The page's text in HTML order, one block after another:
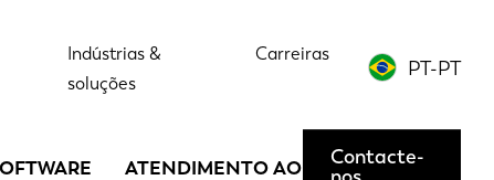
Indústrias &
soluções
Carreiras
PT-PT
ATENDIMENTO AO
Contacte-